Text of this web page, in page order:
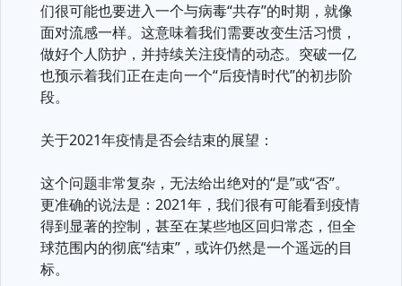
们很可能也要进入一个与病毒“共存”的时期，就像
面对流感一样。这意味着我们需要改变生活习惯，
做好个人防护，并持续关注疫情的动态。突破一亿
也预示着我们正在走向一个“后疫情时代”的初步阶
段。
关于2021年疫情是否会结束的展望：
这个问题非常复杂，无法给出绝对的“是”或“否”。
更准确的说法是：2021年，我们很有可能看到疫情
得到显著的控制，甚至在某些地区回归常态，但全
球范围内的彻底“结束”，或许仍然是一个遥远的目
标。